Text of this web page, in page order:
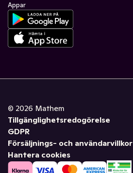
Appar
© 2026 Mathem
Tillgänglighetsredogörelse
GDPR
Försäljnings- och användarvillkor
Hantera cookies